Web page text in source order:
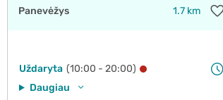
Panevėžys 1.7 km
Uždaryta (10:00 - 20:00)
Daugiau